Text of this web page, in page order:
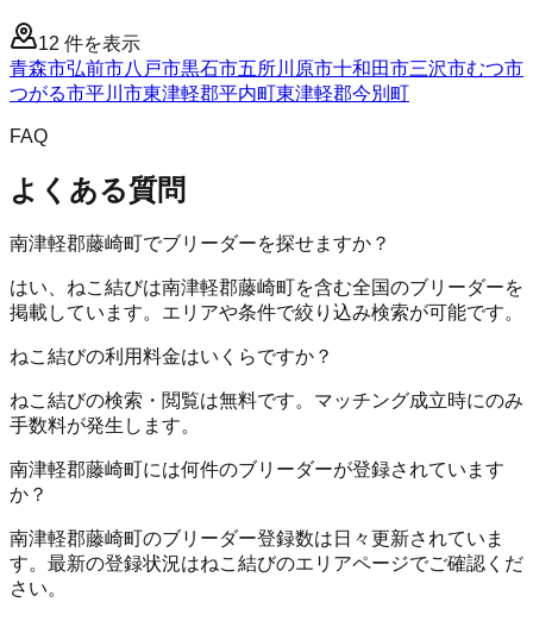
12 件を表示
青森市弘前市八戸市黒石市五所川原市十和田市三沢市むつ市
つがる市平川市東津軽郡平内町東津軽郡今別町
FAQ
よくある質問
南津軽郡藤崎町でブリーダーを探せますか？
はい、ねこ結びは南津軽郡藤崎町を含む全国のブリーダーを
掲載しています。エリアや条件で絞り込み検索が可能です。
ねこ結びの利用料金はいくらですか？
ねこ結びの検索・閲覧は無料です。マッチング成立時にのみ
手数料が発生します。
南津軽郡藤崎町には何件のブリーダーが登録されています
か？
南津軽郡藤崎町のブリーダー登録数は日々更新されていま
す。最新の登録状況はねこ結びのエリアページでご確認くだ
さい。